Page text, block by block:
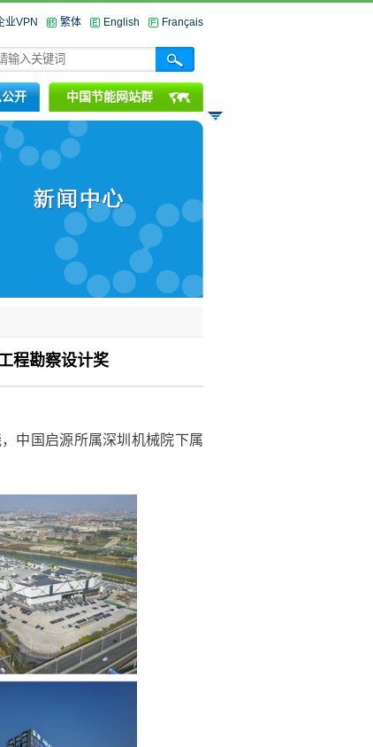
业VPN 繁体 English Français
开 中国节能网站群
程勘察设计奖
中国启源所属深圳机械院下属